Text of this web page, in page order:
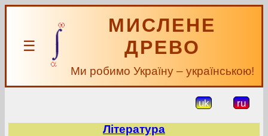
☰
МИСЛЕНЕ
ДРЕВО
Ми робимо Україну – українською!
uk ru
Література